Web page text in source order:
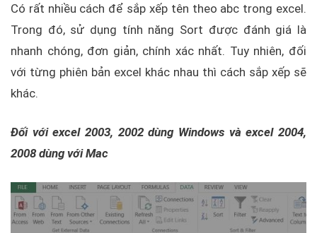
Có rất nhiều cách để sắp xếp tên theo abc trong excel.
Trong đó, sử dụng tính năng Sort được đánh giá là
nhanh chóng, đơn giản, chính xác nhất. Tuy nhiên, đối
với từng phiên bản excel khác nhau thì cách sắp xếp sẽ
khác.
Đối với excel 2003, 2002 dùng Windows và excel 2004,
2008 dùng với Mac